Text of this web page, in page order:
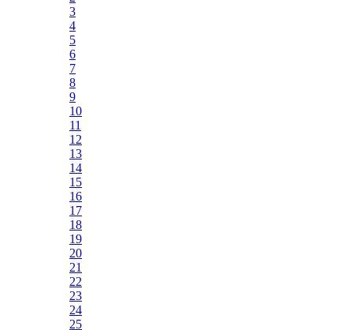
3
4
5
6
7
8
9
10
11
12
13
14
15
16
17
18
19
20
21
22
23
24
25